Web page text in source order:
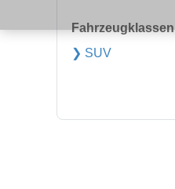
Fahrzeugklassen
❯ SUV